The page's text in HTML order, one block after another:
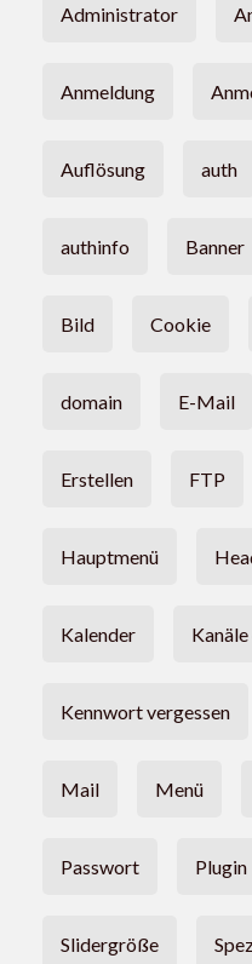
Administrator
Anmeldung
Auflösung auth
authinfo Banner
Bild Cookie
domain E-Mail
Erstellen FTP
Hauptmenü
Kalender
Kennwort vergessen
Mail Menü
Passwort Plugin
Slidergröße